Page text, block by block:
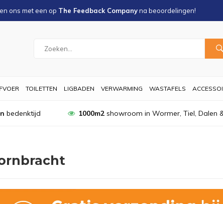
ons met een op The Feedback Companyna beoordelingen!
TOILETTEN LIGBADEN VERWARMING WASTAFELS
bedenktijd 1000m2showroom in Wormer, Tiel, Dalen